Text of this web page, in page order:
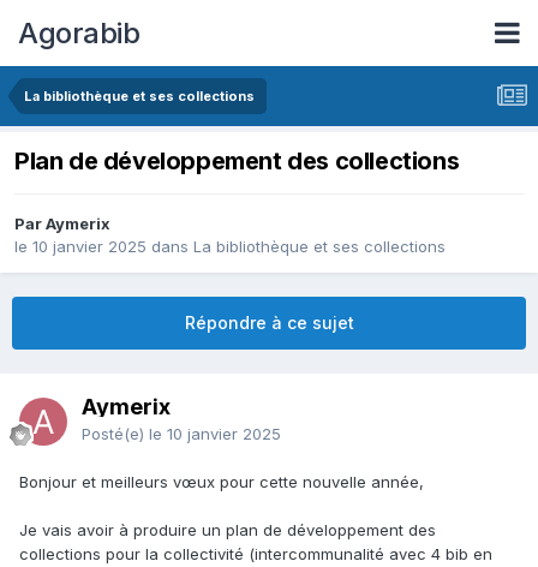
Agorabib
La bibliothèque et ses collections
Plan de développement des collections
Par Aymerix
le 10 janvier 2025 dans La bibliothèque et ses collections
Répondre à ce sujet
Aymerix
Posté(e) le 10 janvier 2025
Bonjour et meilleurs vœux pour cette nouvelle année,
Je vais avoir à produire un plan de développement des
collections pour la collectivité (intercommunalité avec 4 bib en